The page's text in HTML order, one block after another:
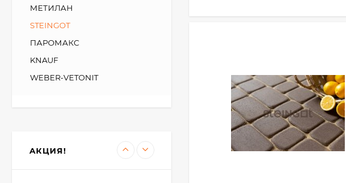
МЕТИЛАН
STEINGOT
ПАРОМАКС
KNAUF
WEBER-VETONIT
АКЦИЯ!
уборки эпоксидной
KeraBellezza Design